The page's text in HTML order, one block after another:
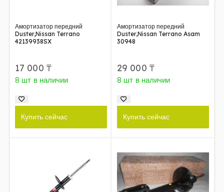
Амортизатор передний
Duster,Nissan Terrano
42139938SX
17 000 ₸
8 шт в наличии
Купить сейчас
Амортизатор передний
Duster,Nissan Terrano Asam
30948
29 000 ₸
8 шт в наличии
Купить сейчас